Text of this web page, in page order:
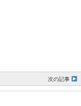
次の記事